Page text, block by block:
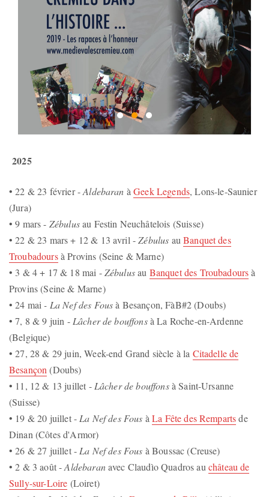
2025
• 22 & 23 février -Aldebaran àGeek Legends, Lons-le-Saunier
(Jura)
• 9 mars - Zébulusau Festin Neuchâtelois (Suisse)
• 22 & 23 mars + 12 & 13 avril -Zébulus auBanquet des
Troubadoursà Provins (Seine & Marne)
• 3 & 4 + 17 & 18 mai -Zébulusau Banquet des Troubadoursà
Provins (Seine & Marne)
• 24 mai - La Nef des Fousà Besançon, FàB#2 (Doubs)
• 7, 8 & 9 juin - Lâcher de bouffonsà La Roche-en-Ardenne
(Belgique)
• 27, 28 & 29 juin, Week-end Grand siècle à la Citadelle de
Besançon (Doubs)
• 11, 12 & 13 juillet - Lâcher de bouffonsà Saint-Ursanne
(Suisse)
• 19 & 20 juillet - La Nef des Fous àLa Fête des Rempartsde
Dinan (Côtes d'Armor)
• 26 & 27 juillet - La Nef des Fous à Boussac (Creuse)
• 2 & 3 août -Aldebaranavec Claudìo Quadros au château de
Sully-sur-Loire (Loiret)